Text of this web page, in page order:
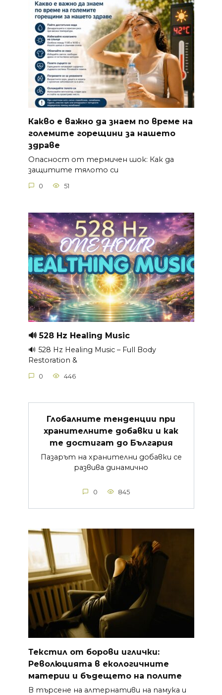
Какво е важно да знаем по време на
големите горещини за нашето
здраве
Опасност от термичен шок: Как да
защитите тялото си
0 51
🔊 528 Hz Healing Music
🔊 528 Hz Healing Music – Full Body
Restoration &
0 446
Глобалните тенденции при
хранителните добавки и как
те достигат до България
Пазарът на хранителни добавки се
развива динамично
0 845
Текстил от борови иглички:
Революцията в екологичните
материи и бъдещето на полите
В търсене на алтернативи на памука и